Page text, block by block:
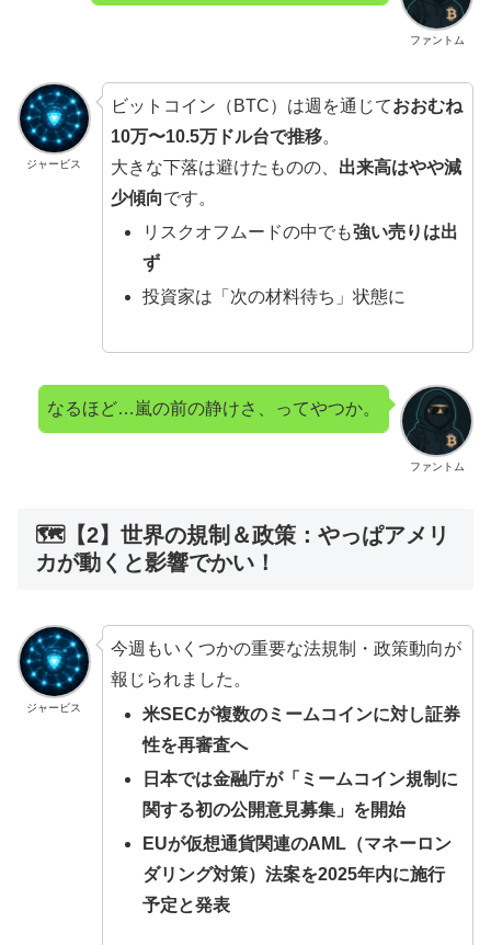
ファントム
ジャービス
ビットコイン（BTC）は週を通じておおむね
10万〜10.5万ドル台で推移。
大きな下落は避けたものの、 出来高はやや減
少傾向です。
リスクオフムードの中でも強い売りは出
ず
投資家は「次の材料待ち」状態に
ファントム
なるほど…嵐の前の静けさ、ってやつか。
🗺️【2】世界の規制＆政策：やっぱアメリ
カが動くと影響でかい！
ジャービス
今週もいくつかの重要な法規制・政策動向が
報じられました。
米SECが複数のミームコインに対し証券
性を再審査へ
日本では金融庁が「ミームコイン規制に
関する初の公開意見募集」を開始
EUが仮想通貨関連のAML（マネーロン
ダリング対策）法案を2025年内に施行
予定と発表